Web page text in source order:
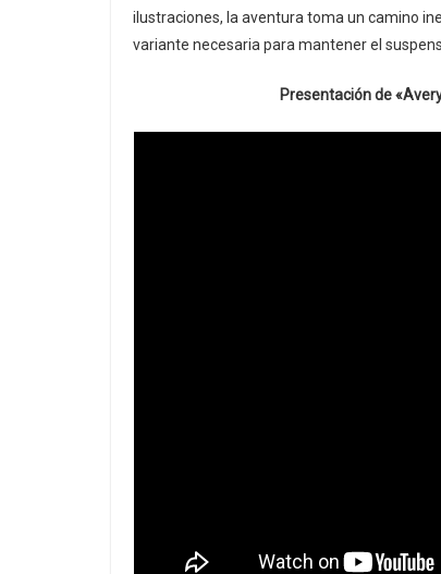
ilustraciones, la aventura toma un camino
variante necesaria para mantener el
Presentación de